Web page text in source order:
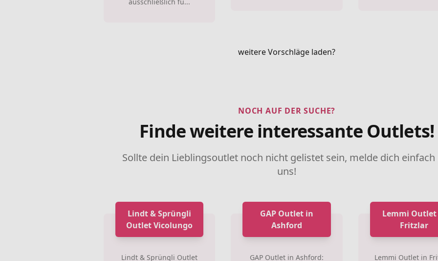
weitere Vorschläge laden?
NOCH AUF DER SUCHE?
Finde weitere interessante Outlets!
Sollte dein Lieblingsoutlet noch nicht gelistet sein, melde dich einfach
uns!
Lindt & Sprüngli
Outlet Vicolungo
Lindt & Sprüngli Outlet
GAP Outlet in
Ashford
GAP Outlet in Ashford:
Lemmi
Fritzlar
Lemmi Outlet in